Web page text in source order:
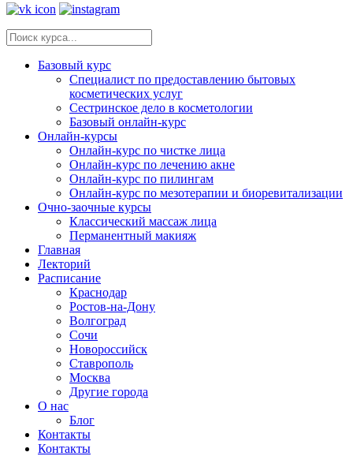
Базовый курс
Специалист по предоставлению бытовых
косметических услуг
Сестринское дело в косметологии
Базовый онлайн-курс
Онлайн-курсы
Онлайн-курс по чистке лица
Онлайн-курс по лечению акне
Онлайн-курс по пилингам
Онлайн-курс по мезотерапии и биоревитализации
Очно-заочные курсы
Классический массаж лица
Перманентный макияж
Главная
Лекторий
Расписание
Краснодар
Ростов-на-Дону
Волгоград
Сочи
Новороссийск
Ставрополь
Москва
Другие города
О нас
Блог
Контакты
Контакты